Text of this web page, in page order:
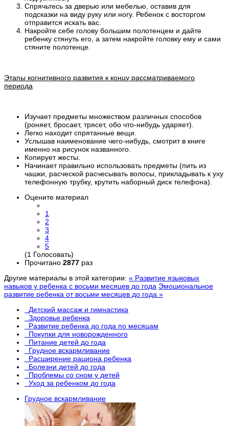
Спрячьтесь за дверью или мебелью, оставив для
подсказки на виду руку или ногу. Ребенок с восторгом
отправится искать вас.
Накройте себе голову большим полотенцем и дайте
ребенку стянуть его, а затем накройте головку ему и сами
стяните полотенце.
Этапы когнитивного развития к концу рассматриваемого
периода
Изучает предметы множеством различных способов
(роняет, бросает, трясет, обо что-нибудь ударяет).
Легко находит спрятанные вещи.
Услышав наименование чего-нибудь, смотрит в книге
именно на рисунок названного.
Копирует жесты.
Начинает правильно использовать предметы (пить из
чашки, расческой расчесывать волосы, прикладывать к уху
телефонную трубку, крутить наборный диск телефона).
Оцените материал
1
2
3
4
5
(1 Голосовать)
Прочитано 2877 раз
Другие материалы в этой категории: « Развитие языковых
навыков у ребенка с восьми месяцев до года Эмоциональное
развитие ребенка от восьми месяцев до года »
Детский массаж и гимнастика
Здоровье ребенка
Развитие ребенка до года по месяцам
Покупки для новорожденного
Питание детей до года
Грудное вскармливание
Расширение рациона ребенка
Болезни детей до года
Проблемы со сном у детей
Уход за ребенком до года
Грудное вскармливание